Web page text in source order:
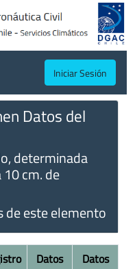
Iniciar Sesión
Datos del
determinada
cm. de
de este elemento
Datos
Datos